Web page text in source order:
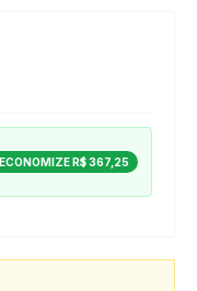
ECONOMIZE R$ 367,25